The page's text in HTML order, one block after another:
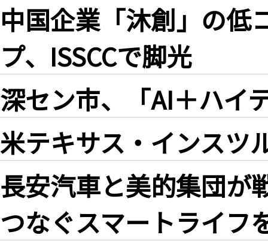
中国企業「沐創」の低
プ、ISSCCで脚光
深セン市、「AI＋ハイ
米テキサス・インスツ
長安汽車と美的集団が
つなぐスマートライフ